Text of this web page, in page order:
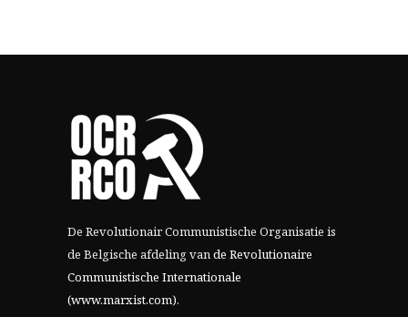
De Revolutionair Communistische Organisatie is
de Belgische afdeling vande Revolutionaire
Communistische Internationale
(www.marxist.com).